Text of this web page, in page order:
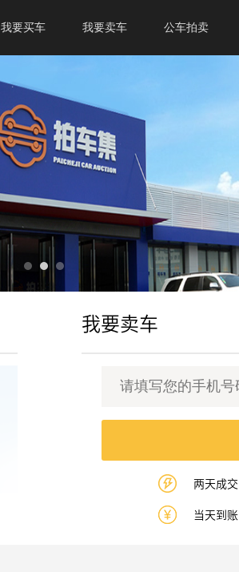
我要买车 我要卖车 公车拍卖
我要卖车
两天成交
当天到账